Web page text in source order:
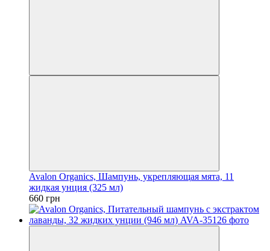
Avalon Organics, Шампунь, укрепляющая мята, 11
жидкая унция (325 мл)
660 грн